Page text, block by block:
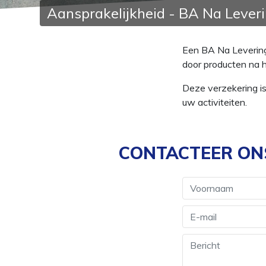
Aansprakelijkheid - BA Na
Een BA Na
door producten na
Deze verzekering
uw activiteiten.
CONTACTEER